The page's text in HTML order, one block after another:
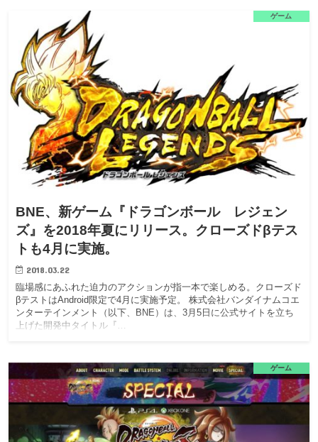
ゲーム
BNE、新ゲーム『ドラゴンボール レジェン
ズ』を2018年夏にリリース。クローズドβテス
トも4月に実施。
2018.03.22
臨場感にあふれた迫力のアクションが指一本で楽しめる。クローズド
βテストはAndroid限定で4月に実施予定。 株式会社バンダイナムコエ
ンターテインメント（以下、BNE）は、3月5日に公式サイトを立ち
上げた開発中タイトル『…
ゲーム